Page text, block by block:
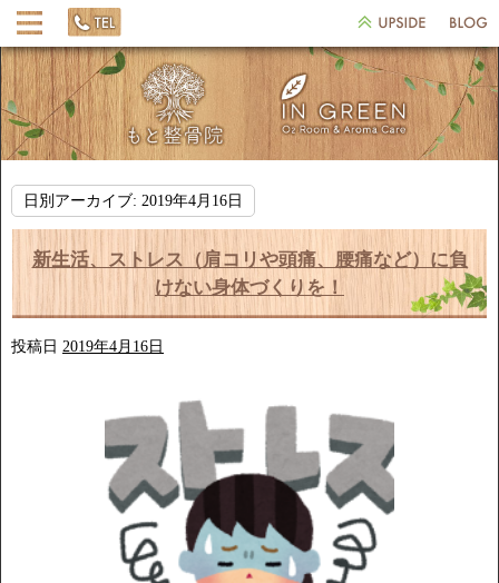
日別アーカイブ: 2019年4月16日
新生活、ストレス（肩コリや頭痛、腰痛など）に負
けない身体づくりを！
投稿日 2019年4月16日